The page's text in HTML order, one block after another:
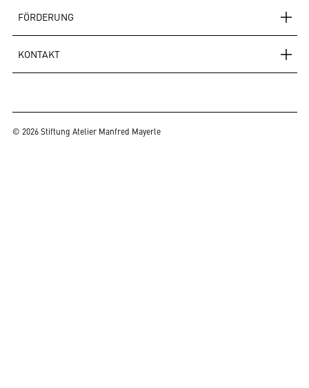
FÖRDERUNG
KONTAKT
© 2026 Stiftung Atelier Manfred Mayerle